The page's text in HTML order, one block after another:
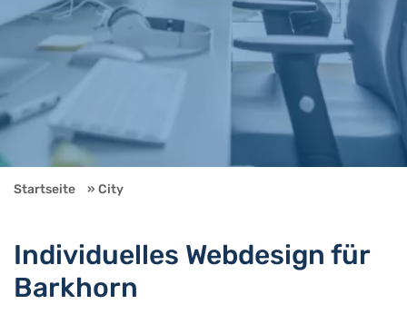
Startseite City
Individuelles Webdesign für
Barkhorn